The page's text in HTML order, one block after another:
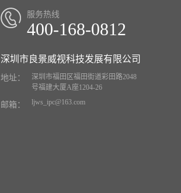
服务热线
400-168-0812
深圳市良景威视科技发展有限公司
地址：
深圳市福田区福田街道彩田路2048
号福建大厦A座1204-26
邮箱： ljws_ipc@163.com